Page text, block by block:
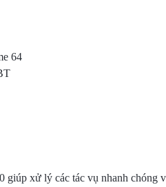
64
giúp xử lý các tác vụ nhanh chóng